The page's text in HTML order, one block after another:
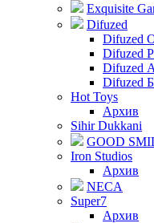
Exquisite
Difuzed
Difuzed
Difuzed
Difuzed
Difuzed
Hot Toys
Архив
Sihir Dukkani
GOOD
Iron Studios
Архив
NECA
Super7
Архив